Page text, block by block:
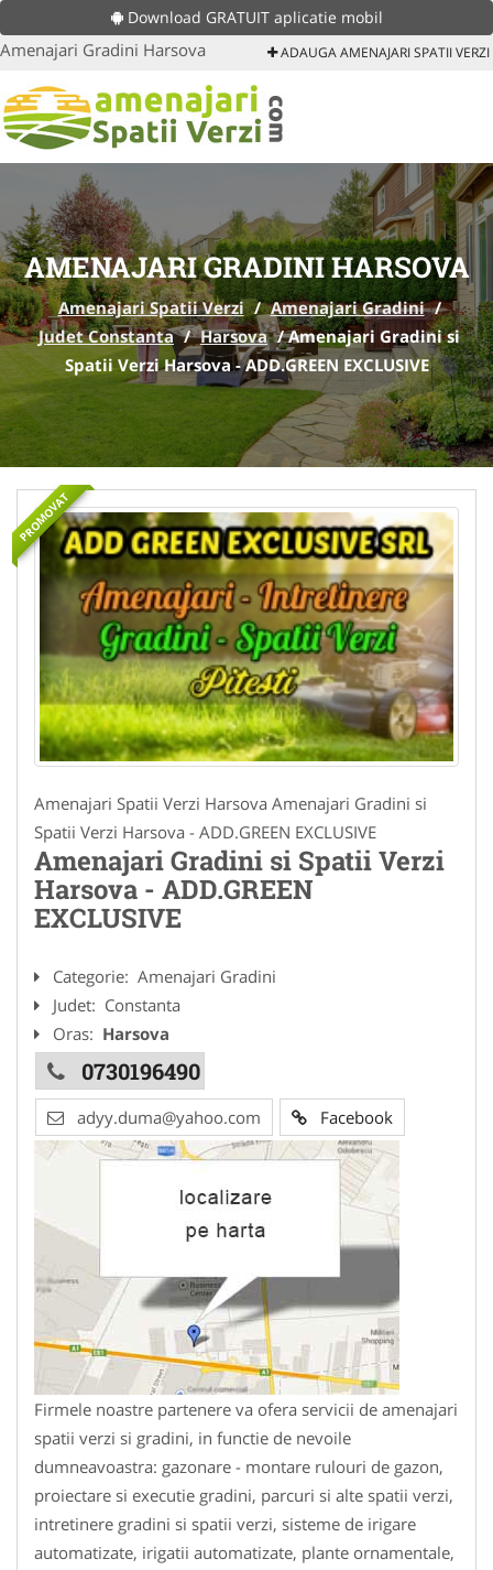
Download GRATUIT aplicatie mobil
Amenajari Gradini Harsova ADAUGA AMENAJARI SPATII VERZI
AMENAJARI GRADINI HARSOVA
Amenajari Spatii Verzi / Amenajari Gradini /
Judet Constanta / Harsova /Amenajari Gradini si
Spatii Verzi Harsova - ADD.GREEN EXCLUSIVE
PROMOVAT
Amenajari Spatii Verzi Harsova Amenajari Gradini si
Spatii Verzi Harsova - ADD.GREEN EXCLUSIVE
Amenajari Gradini si Spatii Verzi
Harsova - ADD.GREEN
EXCLUSIVE
Categorie: Amenajari Gradini
Judet: Constanta
Oras: Harsova
0730196490
adyy.duma@yahoo.com Facebook
Firmele noastre partenere va ofera servicii de amenajari
spatii verzi si gradini, in functie de nevoile
dumneavoastra: gazonare - montare rulouri de gazon,
proiectare si executie gradini, parcuri si alte spatii verzi,
intretinere gradini si spatii verzi, sisteme de irigare
automatizate, irigatii automatizate, plante ornamentale,